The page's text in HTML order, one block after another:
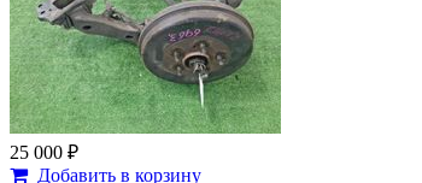
25 000 ₽
Добавить в корзину